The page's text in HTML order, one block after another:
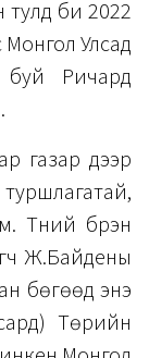
тулд би 2022
Улсад
Ричард
газар дээр
бүрэн
Ж.Байдены
бөгөөд энэ
Төрийн